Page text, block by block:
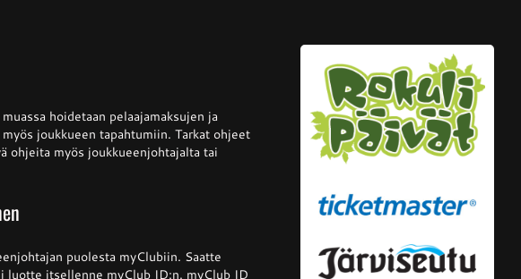
hoidetaan pelaajamaksujen ja
joukkueen tapahtumiin. Tarkat ohjeet
ohjeita myös joukkueenjohtajalta tai
puolesta myClubiin. Saatte
luotte itsellenne myClub ID:n. myClub ID